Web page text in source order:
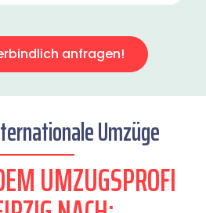
anfragen!
Umzüge
UMZUGSPROFI